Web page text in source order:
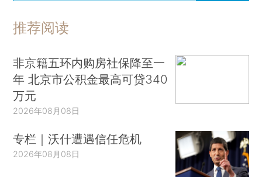
推荐阅读
非京籍五环内购房社保降至一
年 北京市公积金最高可贷340
万元
2026年08月08日
专栏｜沃什遭遇信任危机
2026年08月08日